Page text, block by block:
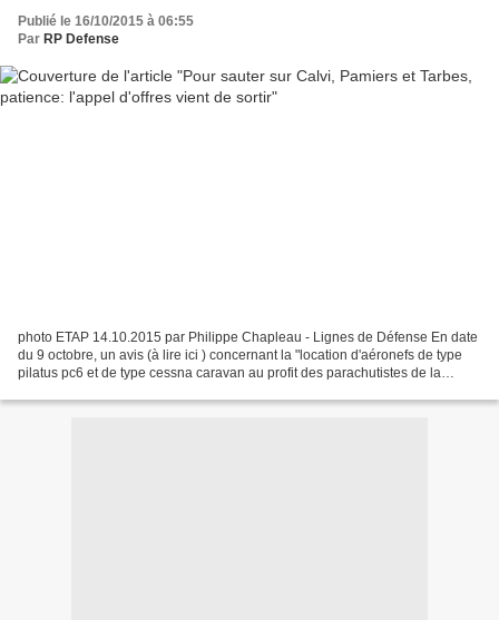
Publié le 16/10/2015 à 06:55
Par RP Defense
photo ETAP 14.10.2015 par Philippe Chapleau - Lignes de Défense En date
du 9 octobre, un avis (à lire ici ) concernant la "location d'aéronefs de type
pilatus pc6 et de type cessna caravan au profit des parachutistes de la